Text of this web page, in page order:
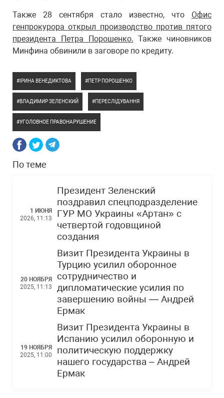
Также 28 сентября стало известно, что Офис
генпрокурора открыл производство против пятого
президента Петра Порошенко. Также чиновников
Минфина обвинили в заговоре по кредиту.
ІРИНА ВЕНЕДИКТОВА ПЕТР ПОРОШЕНКО
ВЛАДИМИР ЗЕЛЕНСКИЙ ПЕРЕСЛІДУВАННЯ
УГОЛОВНОЕ ПРАВОНАРУШЕНИЕ
По теме
1 ИЮНЯ
2026, 11:13
Президент Зеленский
поздравил спецподразделение
ГУР МО Украины «Артан» с
четвертой годовщиной
создания
20 НОЯБРЯ
2025, 11:13
Визит Президента Украины в
Турцию усилил оборонное
сотрудничество и
дипломатические усилия по
завершению войны — Андрей
Ермак
19 НОЯБРЯ
2025, 11:00
Визит Президента Украины в
Испанию усилил оборонную и
политическую поддержку
нашего государства – Андрей
Ермак